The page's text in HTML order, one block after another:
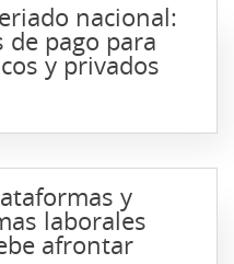
nacional:
de pago para
y privados
y
laborales
afrontar